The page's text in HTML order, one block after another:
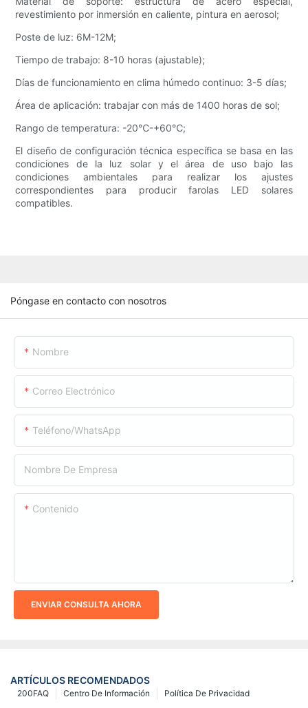
revestimiento por inmersión en caliente, pintura en aerosol;
Poste de luz: 6M-12M;
Tiempo de trabajo: 8-10 horas (ajustable);
Días de funcionamiento en clima húmedo continuo: 3-5 días;
Área de aplicación: trabajar con más de 1400 horas de sol;
Rango de temperatura: -20℃-+60℃;
El diseño de configuración técnica específica se basa en las
condiciones de la luz solar y el área de uso bajo las
condiciones ambientales para realizar los ajustes
correspondientes para producir farolas LED solares
compatibles.
Póngase en contacto con nosotros
Nombre
Correo Electrónico
Teléfono/WhatsApp
Nombre De Empresa
Contenido
ENVIAR CONSULTA AHORA
ARTÍCULOS RECOMENDADOS
Política De Privacidad
Centro De Información
200FAQ